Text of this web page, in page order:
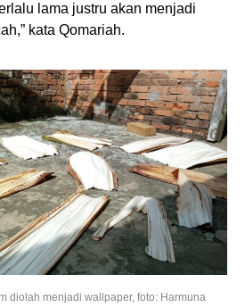
lama justru akan menjadi
kata Qomariah.
diolah menjadi wallpaper, foto: Harmuna